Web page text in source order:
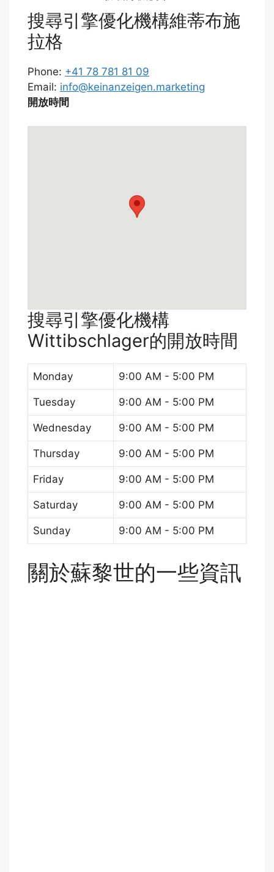
搜尋引擎優化機構維蒂布施
拉格
Phone: +41 78 781 81 09
Email: info@keinanzeigen.marketing
開放時間
搜尋引擎優化機構
Wittibschlager的開放時間
Monday 9:00 AM - 5:00 PM
Tuesday 9:00 AM - 5:00 PM
Wednesday 9:00 AM - 5:00 PM
Thursday 9:00 AM - 5:00 PM
Friday 9:00 AM - 5:00 PM
Saturday 9:00 AM - 5:00 PM
Sunday 9:00 AM - 5:00 PM
關於蘇黎世的一些資訊